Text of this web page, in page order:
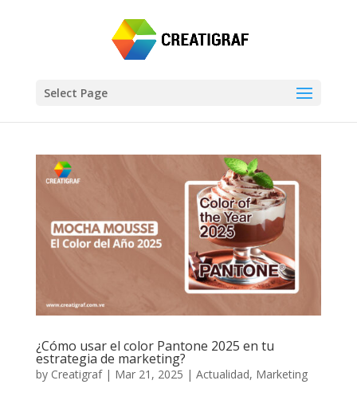
Select Page
¿Cómo usar el color Pantone 2025 en tu
estrategia de marketing?
by Creatigraf| Mar 21, 2025 | Actualidad, Marketing